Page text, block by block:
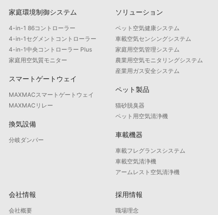
家庭環境制御システム
4-in-1 86コントローラー
4-in-1セグメントコントローラー
4-in-1中央コントローラー Plus
家庭用空気質モニター
スマートゲートウェイ
MAXMACスマートゲートウェイ
MAXMACリレー
換気設備
分岐ダンパー
ソリューション
ペット空気健康システム
車載空気センシングシステム
家庭用空気管理システム
農業用空気モニタリングシステム
産業用ガス安全システム
ペット製品
猫砂脱臭器
ペット用空気清浄機
車載機器
車載フレグランスシステム
車載空気清浄機
アームレスト空気清浄機
会社情報
会社概要
採用情報
職場理念